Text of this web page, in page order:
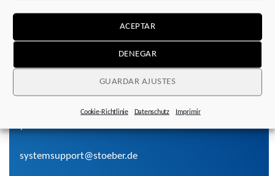
ACEPTAR
DENEGAR
GUARDAR AJUSTES
Cookie-Richtlinie Datenschutz Imprimir
systemsupport@stoeber.de